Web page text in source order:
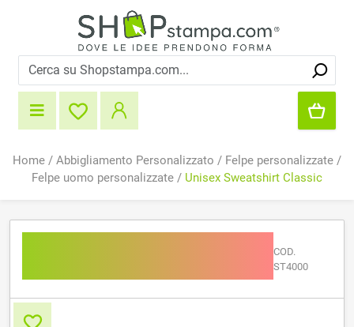
Home / Abbigliamento Personalizzato / Felpe personalizzate /
Felpe uomo personalizzate / Unisex Sweatshirt Classic
COD.
ST4000